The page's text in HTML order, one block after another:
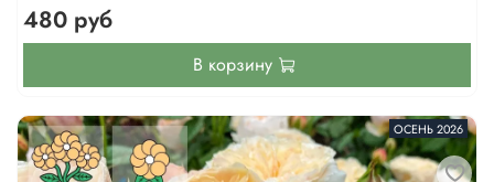
480 руб
В корзину
ОСЕНЬ 2026